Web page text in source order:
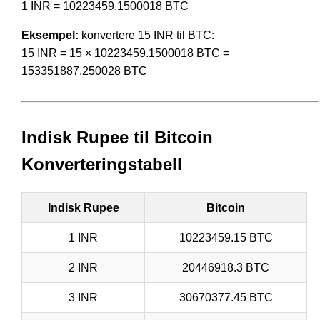
1 INR = 10223459.1500018 BTC
Eksempel: konvertere 15 INR til BTC:
15 INR = 15 × 10223459.1500018 BTC =
153351887.250028 BTC
Indisk Rupee til Bitcoin
Konverteringstabell
Indisk Rupee Bitcoin
1 INR 10223459.15 BTC
2 INR 20446918.3 BTC
3 INR 30670377.45 BTC